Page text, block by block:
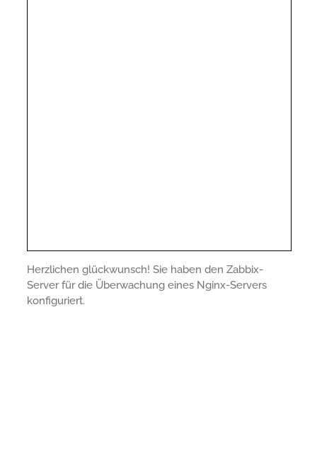
Herzlichen glückwunsch! Sie haben den Zabbix-
Server für die Überwachung eines Nginx-Servers
konfiguriert.